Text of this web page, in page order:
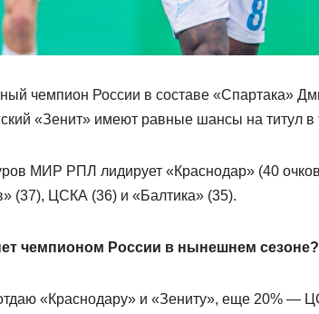
чемпион России в составе «Спартака»
«Зенит» имеют равные шансы на титул
МИР РПЛ лидирует «Краснодар» (40
(37), ЦСКА (36) и «Балтика» (35).
чемпионом России в нынешнем сезоне?
«Краснодару» и «Зениту», еще 20% —